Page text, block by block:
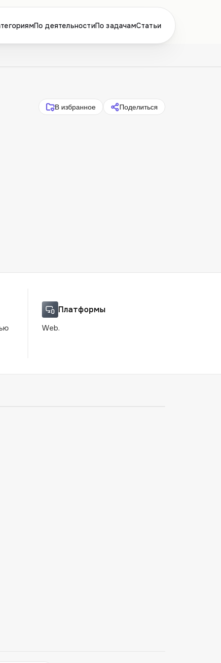
По деятельностиПо задачамСтатьи
В избранное Поделиться
Платформы
Web.